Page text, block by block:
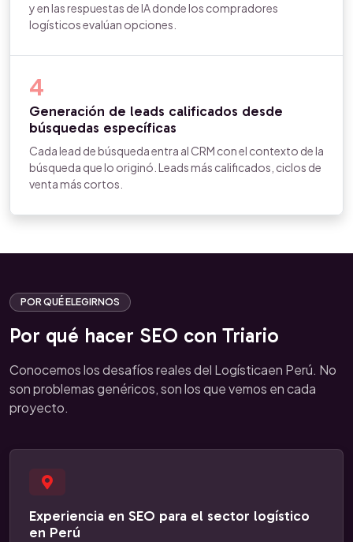
y en las respuestas de IA donde los compradores
logísticos evalúan opciones.
4
Generación de leads calificados desde
búsquedas específicas
Cada lead de búsqueda entra al CRM con el contexto de la
búsqueda que lo originó. Leads más calificados, ciclos de
venta más cortos.
POR QUÉ ELEGIRNOS
Por qué hacer SEO con Triario
Conocemos los desafíos reales del Logísticaen Perú. No
son problemas genéricos, son los que vemos en cada
proyecto.
Experiencia en SEO para el sector logístico
en Perú